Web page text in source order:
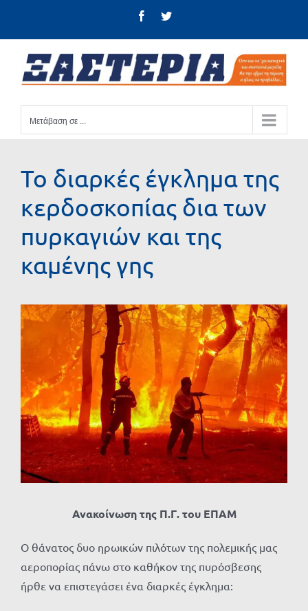
FacebookTwitter
Μετάβαση σε ...
Το διαρκές έγκλημα της
κερδοσκοπίας δια των
πυρκαγιών και της
καμένης γης
Προβολή
μεγαλύτερης
εικόνας
Ανακοίνωση της Π.Γ. του ΕΠΑΜ
Ο θάνατος δυο ηρωικών πιλότων της πολεμικής μας
αεροπορίας πάνω στο καθήκον της πυρόσβεσης
ήρθε να επιστεγάσει ένα διαρκές έγκλημα: